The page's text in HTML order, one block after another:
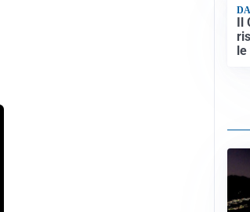
Il
le